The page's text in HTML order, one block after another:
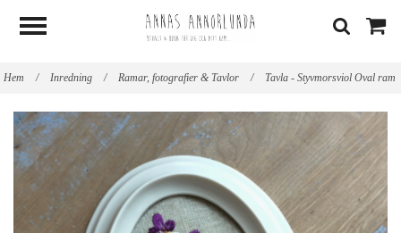
Hem / Inredning / Ramar, fotografier & Tavlor / Tavla - Styvmorsviol Oval ram